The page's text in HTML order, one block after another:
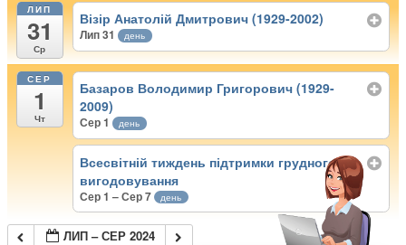
ЛИП
31
Ср
Візір Анатолій Дмитрович (1929-2002)
Лип 31 день
СЕР
1
Чт
Базаров Володимир Григорович (1929-
2009)
Сер 1 день
Всесвітній тиждень підтримки грудного
вигодовування
Сер 1 – Сер 7 день
ЛИП – СЕР 2024